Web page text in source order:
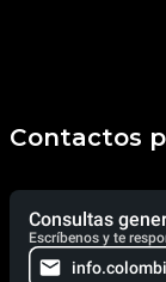
Contactos
Consultas
Escríbenos y te